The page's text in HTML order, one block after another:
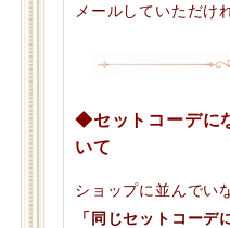
メールしていただけ
◆セットコーデに
いて
ショップに並んでい
「同じセットコーデ